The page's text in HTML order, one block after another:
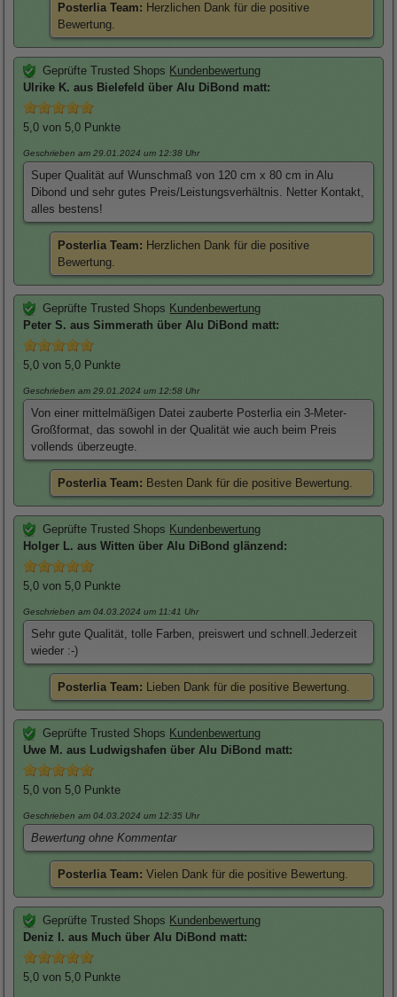
Posterlia Team: Herzlichen Dank für die positive
Bewertung.
Geprüfte Trusted Shops Kundenbewertung
Ulrike K. aus Bielefeld überAlu DiBond matt:
5,0 von 5,0 Punkte
Geschrieben am 29.01.2024 um 12:38 Uhr
Super Qualität auf Wunschmaß von 120 cm x 80 cm in Alu
Dibond und sehr gutes Preis/Leistungsverhältnis. Netter Kontakt,
alles bestens!
Posterlia Team: Herzlichen Dank für die positive
Bewertung.
Geprüfte Trusted Shops Kundenbewertung
Peter S. aus Simmerath überAlu DiBond matt:
5,0 von 5,0 Punkte
Geschrieben am 29.01.2024 um 12:58 Uhr
Von einer mittelmäßigen Datei zauberte Posterlia ein 3-Meter-
Großformat, das sowohl in der Qualität wie auch beim Preis
vollends überzeugte.
Posterlia Team: Besten Dank für die positive Bewertung.
Geprüfte Trusted Shops Kundenbewertung
Holger L. aus Witten überAlu DiBond glänzend :
5,0 von 5,0 Punkte
Geschrieben am 04.03.2024 um 11:41 Uhr
Sehr gute Qualität, tolle Farben, preiswert und schnell.Jederzeit
wieder :-)
Posterlia Team: Lieben Dank für die positive Bewertung.
Geprüfte Trusted Shops Kundenbewertung
Uwe M. aus Ludwigshafen überAlu DiBond matt:
5,0 von 5,0 Punkte
Geschrieben am 04.03.2024 um 12:35 Uhr
Bewertung ohne Kommentar
Posterlia Team: Vielen Dank für die positive Bewertung.
Geprüfte Trusted Shops Kundenbewertung
Deniz I. aus Much überAlu DiBond matt:
5,0 von 5,0 Punkte